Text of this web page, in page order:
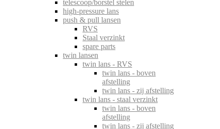
telescoop/borstel stelen
high-pressure lans
push & pull lansen
RVS
Staal verzinkt
spare parts
twin lansen
twin lans - RVS
twin lans - boven
afstelling
twin lans - zij afstelling
twin lans - staal verzinkt
twin lans - boven
afstelling
twin lans - zij afstelling